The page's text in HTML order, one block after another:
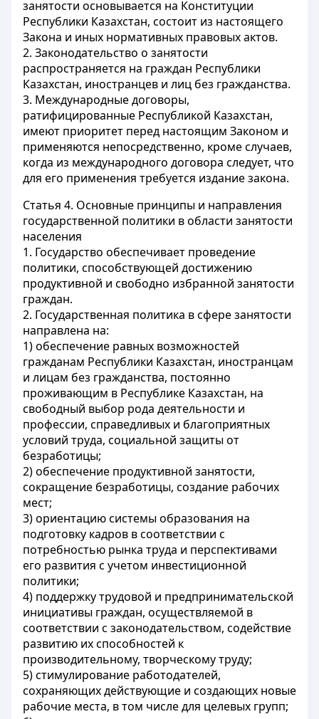
занятости основывается на Конституции
Республики Казахстан, состоит из настоящего
Закона и иных нормативных правовых актов.
2. Законодательство о занятости
распространяется на граждан Республики
Казахстан, иностранцев и лиц без гражданства.
3. Международные договоры,
ратифицированные Республикой Казахстан,
имеют приоритет перед настоящим Законом и
применяются непосредственно, кроме случаев,
когда из международного договора следует, что
для его применения требуется издание закона.
Статья 4. Основные принципы и направления
государственной политики в области занятости
населения
1. Государство обеспечивает проведение
политики, способствующей достижению
продуктивной и свободно избранной занятости
граждан.
2. Государственная политика в сфере занятости
направлена на:
1) обеспечение равных возможностей
гражданам Республики Казахстан, иностранцам
и лицам без гражданства, постоянно
проживающим в Республике Казахстан, на
свободный выбор рода деятельности и
профессии, справедливых и благоприятных
условий труда, социальной защиты от
безработицы;
2) обеспечение продуктивной занятости,
сокращение безработицы, создание рабочих
мест;
3) ориентацию системы образования на
подготовку кадров в соответствии с
потребностью рынка труда и перспективами
его развития с учетом инвестиционной
политики;
4) поддержку трудовой и предпринимательской
инициативы граждан, осуществляемой в
соответствии с законодательством, содействие
развитию их способностей к
производительному, творческому труду;
5) стимулирование работодателей,
сохраняющих действующие и создающих новые
рабочие места, в том числе для целевых групп;